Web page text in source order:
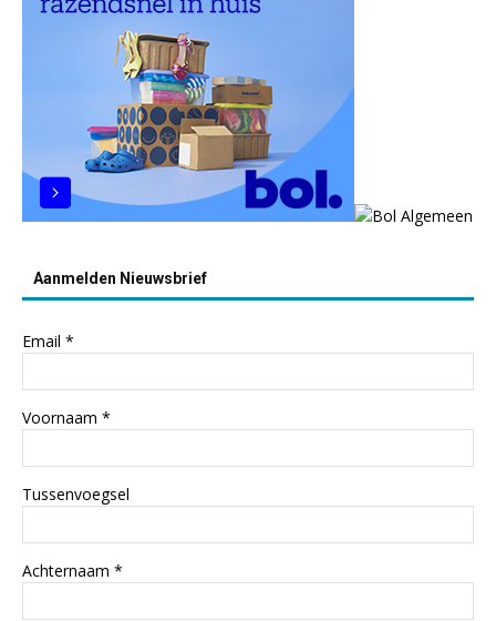
Aanmelden Nieuwsbrief
Email *
Voornaam *
Tussenvoegsel
Achternaam *